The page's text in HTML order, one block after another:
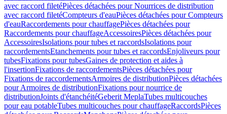
avec raccord filetéPièces détachées pour Nourrices de distribution
avec raccord filetéCompteurs d'eauPièces détachées pour Compteurs
d'eauRaccordements pour chauffagePièces détachées pour
Raccordements pour chauffageAccessoiresPièces détachées pour
AccessoiresIsolations pour tubes et raccordsIsolations pour
raccordementsEtanchements pour tubes et raccordsEnjoliveurs pour
tubesFixations pour tubesGaines de protection et aides à
l'insertionFixations de raccordementsPièces détachées pour
Fixations de raccordementsArmoires de distributionPièces détachées
pour Armoires de distributionFixations pour nourrice de
distributionJoints d'étanchéitéGeberit MeplaTubes multicouches
pour eau potableTubes multicouches pour chauffageRaccordsPièces